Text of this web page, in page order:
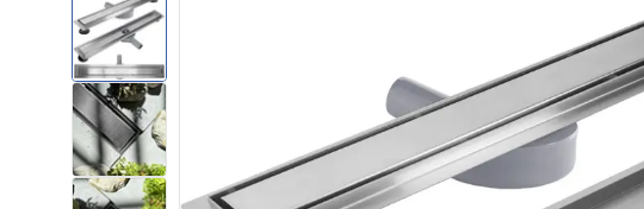
Душові двері
Душові піддони
Душові лінійні зливи